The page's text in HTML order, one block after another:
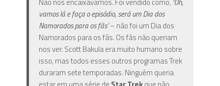
Não nos encaixávamos. Foi vendido como, ‘Oh,
vamos lá e faça o episódio, será um Dia dos
Namorados para os fãs’– não foi um Dia dos
Namorados para os fãs. Os fãs não queriam
nos ver. Scott Bakula era muito humano sobre
isso, mas todos esses outros programas Trek
duraram sete temporadas. Ninguém queria